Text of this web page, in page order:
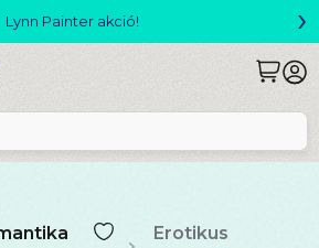
Legvadabb álmaimban szeretlek ›
Erotikus